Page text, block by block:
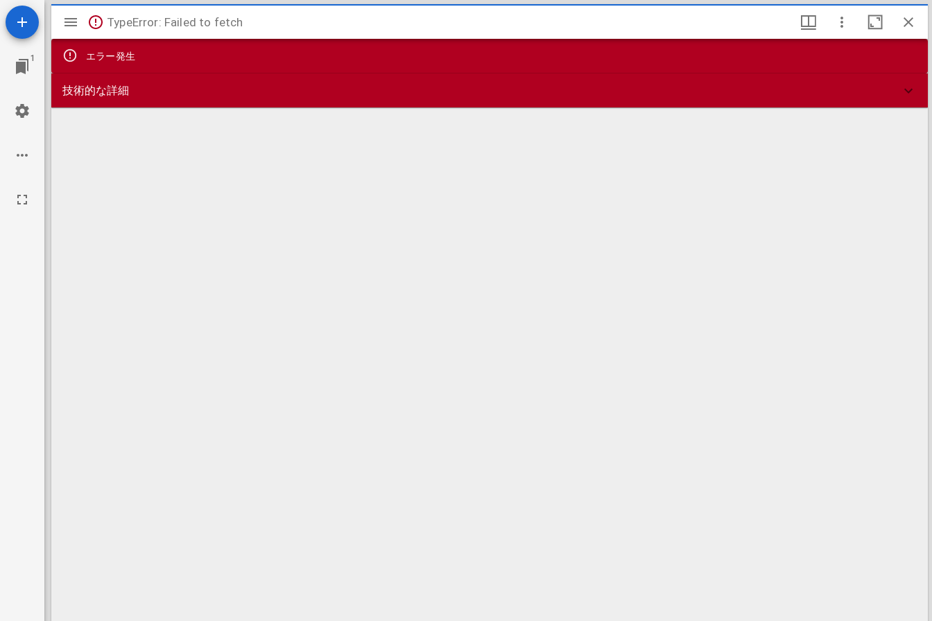
1
Mirador
ビ
ュ
ー
TypeError: Failed to fetch
エラー発生
技術的な詳細